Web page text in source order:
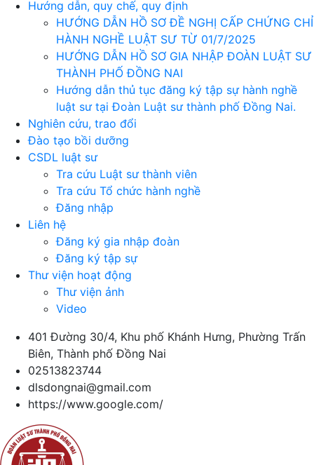
Hướng dẫn, quy chế, quy định
HƯỚNG DẪN HỒ SƠ ĐỀ NGHỊ CẤP CHỨNG CHỈ
HÀNH NGHỀ LUẬT SƯ TỪ 01/7/2025
HƯỚNG DẪN HỒ SƠ GIA NHẬP ĐOÀN LUẬT SƯ
THÀNH PHỐ ĐỒNG NAI
Hướng dẫn thủ tục đăng ký tập sự hành nghề
luật sư tại Đoàn Luật sư thành phố Đồng Nai.
Nghiên cứu, trao đổi
Đào tạo bồi dưỡng
CSDL luật sư
Tra cứu Luật sư thành viên
Tra cứu Tổ chức hành nghề
Đăng nhập
Liên hệ
Đăng ký gia nhập đoàn
Đăng ký tập sự
Thư viện hoạt động
Thư viện ảnh
Video
401 Đường 30/4, Khu phố Khánh Hưng, Phường Trấn
Biên, Thành phố Đồng Nai
02513823744
dlsdongnai@gmail.com
https://www.google.com/